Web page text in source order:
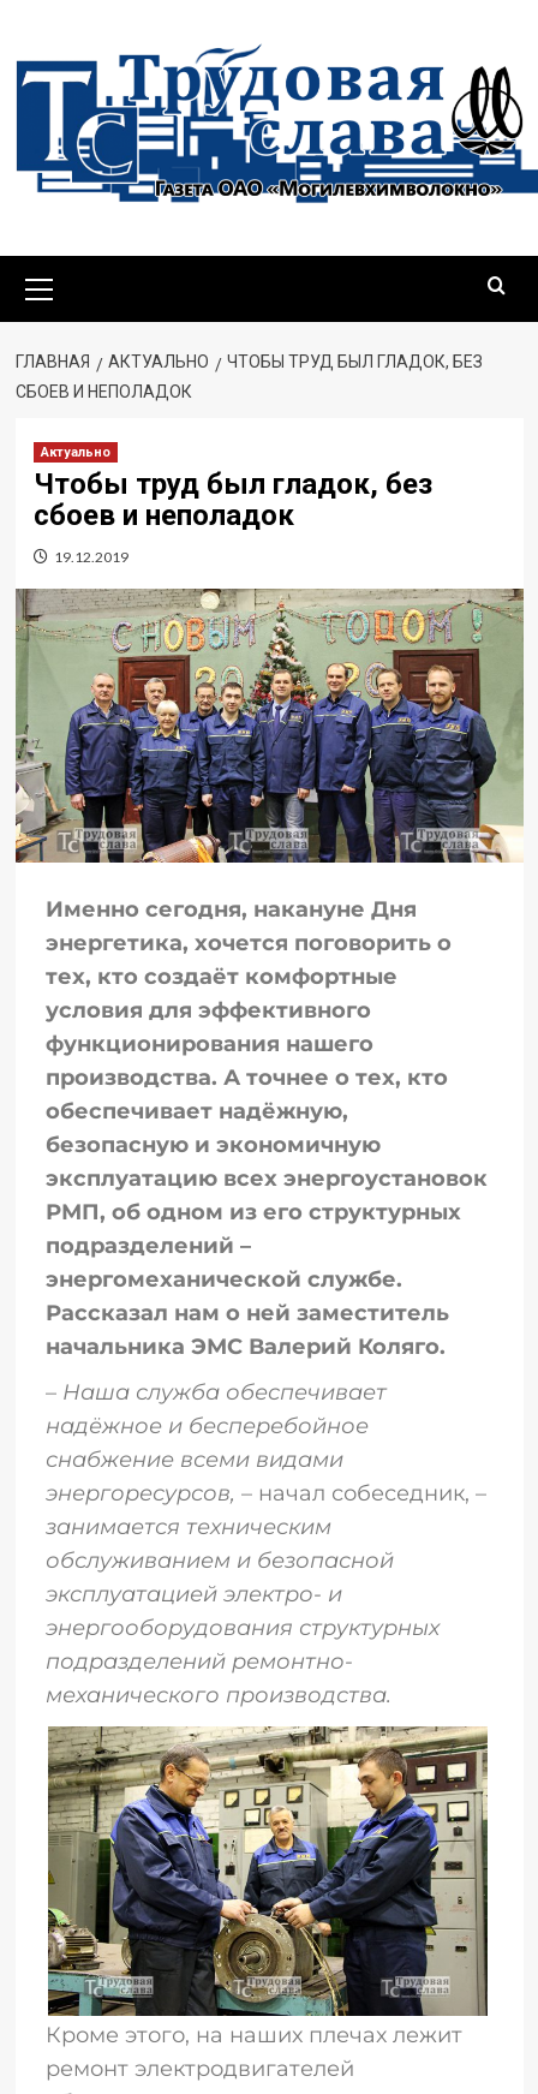
ГЛАВНАЯ АКТУАЛЬНО
ЧТОБЫ ТРУД БЫЛ ГЛАДОК, БЕЗ
СБОЕВ И НЕПОЛАДОК
Актуально
Чтобы труд был гладок, без
сбоев и неполадок
19.12.2019
Именно сегодня, накануне Дня
энергетика, хочется поговорить о
тех, кто создаёт комфортные
условия для эффективного
функционирования нашего
производства. А точнее о тех, кто
обеспечивает надёжную,
безопасную и экономичную
эксплуатацию всех энергоустановок
РМП, об одном из его структурных
подразделений –
энергомеханической службе.
Рассказал нам о ней заместитель
начальника ЭМС Валерий Коляго.
–Наша служба обеспечивает
надёжное и бесперебойное
снабжение всеми видами
энергоресурсов, – начал собеседник, –
занимается техническим
обслуживанием и безопасной
эксплуатацией электро- и
энергооборудования структурных
подразделений ремонтно-
механического производства.
Кроме этого, на наших плечах лежит
ремонт электродвигателей